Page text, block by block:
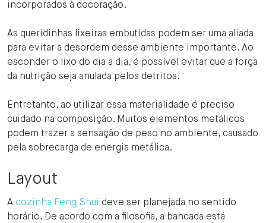
incorporados à decoração.
As queridinhas lixeiras embutidas podem ser uma aliada
para evitar a desordem desse ambiente importante. Ao
esconder o lixo do dia a dia, é possível evitar que a força
da nutrição seja anulada pelos detritos.
Entretanto, ao utilizar essa materialidade é preciso
cuidado na composição. Muitos elementos metálicos
podem trazer a sensação de peso no ambiente, causado
pela sobrecarga de energia metálica.
Layout
A cozinha Feng Shui deve ser planejada no sentido
horário. De acordo com a filosofia, a bancada está